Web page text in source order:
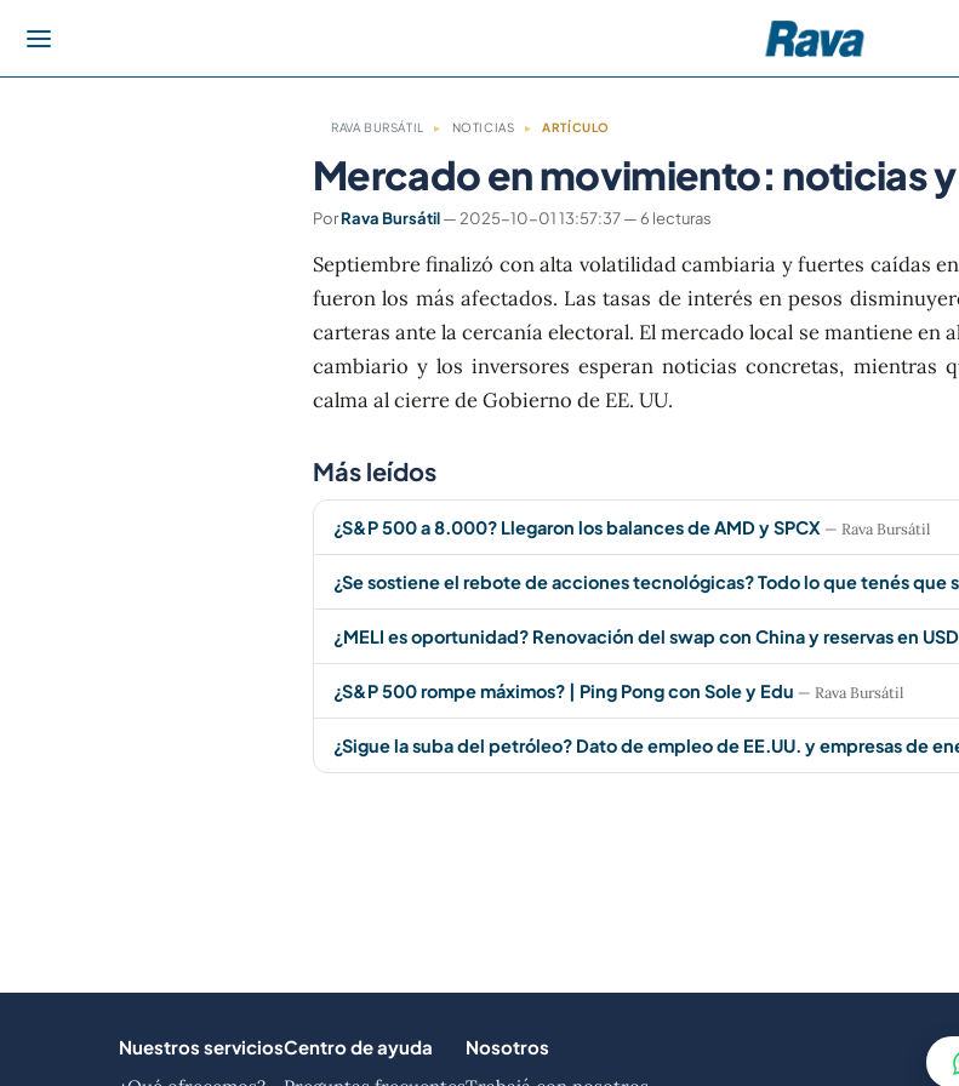
RAVA BURSÁTIL ▸ NOTICIAS ▸ ARTÍCULO
Mercado en movimiento: noticias y
PorRava Bursátil— 2025-10-01 13:57:37 — 6 lecturas
Septiembre finalizó con alta volatilidad cambiaria y fuertes caídas
fueron los más afectados. Las tasas de interés en pesos
carteras ante la cercanía electoral. El mercado local se mantiene en
cambiario y los inversores esperan noticias concretas, mientras
calma al cierre de Gobierno de EE. UU.
Más leídos
¿S&P 500 a 8.000? Llegaron los balances de AMD y SPCX — Rava Bursátil
¿Se sostiene el rebote de acciones tecnológicas? Todo lo que tenés que
¿MELI es oportunidad? Renovación del swap con China y reservas en
¿S&P 500 rompe máximos? | Ping Pong con Sole y Edu — Rava Bursátil
¿Sigue la suba del petróleo? Dato de empleo de EE.UU. y empresas de
Nuestros serviciosCentro de ayuda
Nosotros